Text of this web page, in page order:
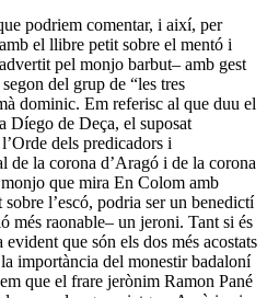
podriem comentar, i així, per
el llibre petit sobre el mentó i
pel monjo barbut– amb gest
del grup de “les tres
dominic. Em referisc al que duu el
Díego de Deça, el suposat
dels predicadors i
de la corona d’Aragó i de la corona
que mira En Colom amb
l’escó, podria ser un benedictí
més raonable– un jeroni. Tant si és
que són els dos més acostats
importància del monestir badaloní
que el frare jerònim Ramon Pané